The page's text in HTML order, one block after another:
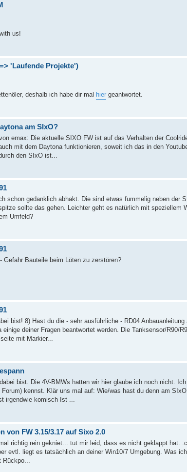
us!
'Laufende Projekte')
deshalb ich habe dir mal hier geantwortet.
am SIxO?
emax: Die aktuelle SIXO FW ist auf das Verhalten der
mit dem Daytona funktionieren, soweit ich das in den
den SIxO ist...
schon gedanklich abhakt. Die sind etwas fummelig neben der
sollte das gehen. Leichter geht es natürlich mit speziellem
Umfeld?
Gefahr Bauteile beim Löten zu zerstören?
bist! 8) Hast du die - sehr ausführliche - RD04
deiner Fragen beantwortet werden. Die Tanksensor/R90/
mit Markier...
bist. Die 4V-BMWs hatten wir hier glaube ich noch nicht.
kennst. Klär uns mal auf: Wie/was hast du denn am
irgendwie komisch Ist ...
von FW 3.15/3.17 auf Sixo 2.0
richtig rein gekniet... tut mir leid, dass es nicht geklappt hat.
evtl. liegt es tatsächlich an deiner Win10/7 Umgebung. Was